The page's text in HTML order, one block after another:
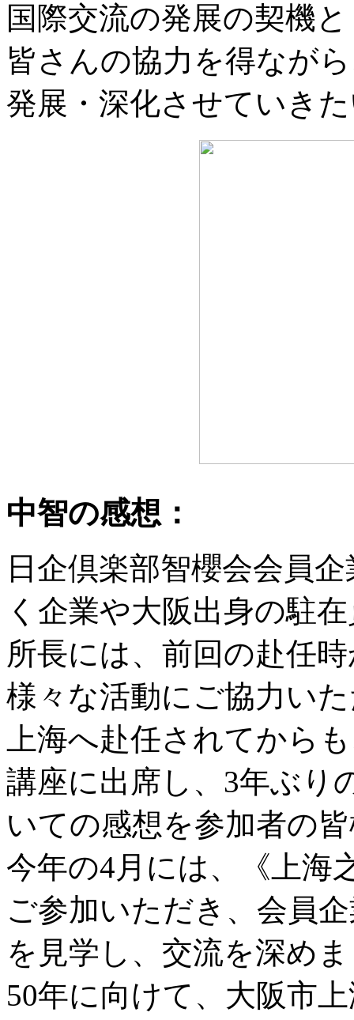
国際交流の発展の契機
皆さんの協力を得なが
発展・深化させていき
中智の感想：
日企倶楽部智櫻会会員
く企業や大阪出身の駐
所長には、前回の赴任
様々な活動にご協力い
上海へ赴任されてから
講座に出席し、3年ぶり
いての感想を参加者の
今年の4月には、《上海
ご参加いただき、会員
を見学し、交流を深め
50年に向けて、大阪市